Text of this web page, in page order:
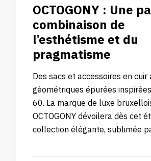
OCTOGONY : Une
combinaison de
l’esthétisme et du
pragmatisme
Des sacs et accessoires en cuir
géométriques épurées
60. La marque de luxe
OCTOGONY dévoilera dès cet
collection élégante, sublimée